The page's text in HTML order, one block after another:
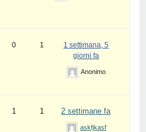
0 1
1 settimana, 5
giorni fa
Anonimo
1 1 2 settimane fa
askfjkasf